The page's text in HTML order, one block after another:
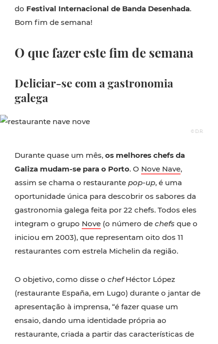
do Festival Internacional de Banda Desenhada.
Bom fim de semana!
O que fazer este fim de semana
Deliciar-se com a gastronomia
galega
© D.R.
Durante quase um mês, os melhores chefs da
Galiza mudam-se para o Porto. O Nove Nave,
assim se chama o restaurante pop-up, é uma
oportunidade única para descobrir os sabores da
gastronomia galega feita por 22 chefs. Todos eles
integram o grupo Nove (o número de chefs que o
iniciou em 2003), que representam oito dos 11
restaurantes com estrela Michelin da região.
O objetivo, como disse o chefHéctor López
(restaurante España, em Lugo) durante o jantar de
apresentação à imprensa, “é fazer quase um
ensaio, dando uma identidade própria ao
restaurante, criada a partir das características de